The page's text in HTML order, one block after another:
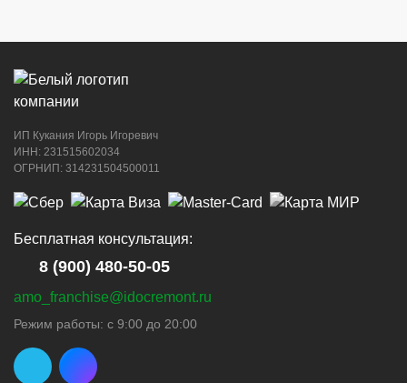
ИП Кукания Игорь Игоревич
ИНН: 231515602034
ОГРНИП: 314231504500011
Бесплатная консультация:
8 (900) 480-50-05
amo_franchise@idocremont.ru
Режим работы: с 9:00 до 20:00